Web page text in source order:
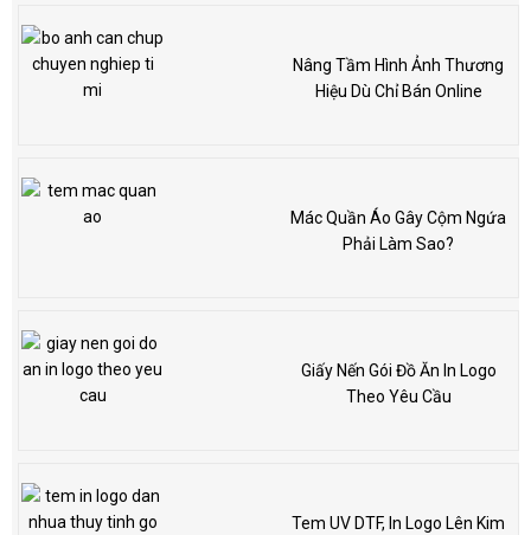
Nâng Tầm Hình Ảnh Thương
Hiệu Dù Chỉ Bán Online
Mác Quần Áo Gây Cộm Ngứa
Phải Làm Sao?
Giấy Nến Gói Đồ Ăn In Logo
Theo Yêu Cầu
Tem UV DTF, In Logo Lên Kim